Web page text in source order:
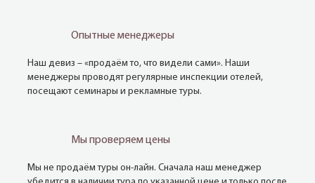
Опытные менеджеры
Наш девиз – «продаём то, что видели сами». Наши
менеджеры проводят регулярные инспекции отелей,
посещают семинары и рекламные туры.
Мы проверяем цены
Мы не продаём туры он-лайн. Сначала наш менеджер